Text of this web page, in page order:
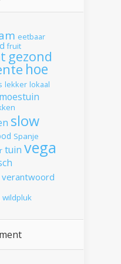
eetbaar
fruit
gezond
hoe
lekker lokaal
moestuin
slow
Spanje
tuin vega
verantwoord
wildpluk